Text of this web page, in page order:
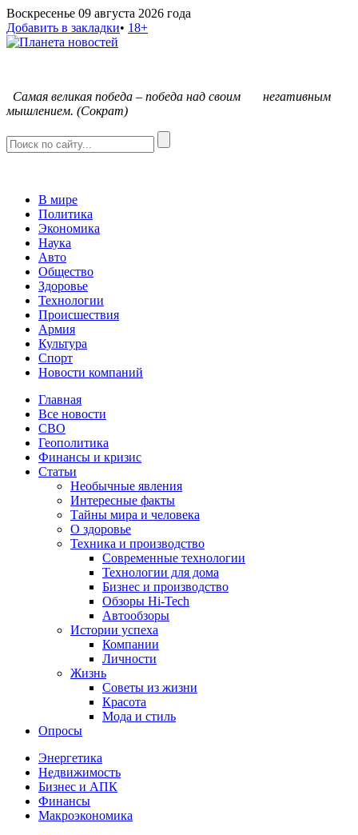
Воскресенье 09 августа 2026 года
Добавить в закладки• 18+
Самая великая победа – победа над своим негативным
мышлением. (Сократ)
В мире
Политика
Экономика
Наука
Авто
Общество
Здоровье
Технологии
Происшествия
Армия
Культура
Спорт
Новости компаний
Главная
Все новости
СВО
Геополитика
Финансы и кризис
Статьи
Необычные явления
Интересные факты
Тайны мира и человека
О здоровье
Техника и производство
Современные технологии
Технологии для дома
Бизнес и производство
Обзоры Hi-Tech
Автообзоры
Истории успеха
Компании
Личности
Жизнь
Советы из жизни
Красота
Мода и стиль
Опросы
Энергетика
Недвижимость
Бизнес и АПК
Финансы
Макроэкономика